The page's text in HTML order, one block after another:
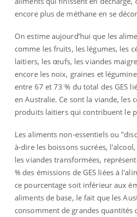
encore plus de méthane en se
On estime aujourd’hui que les
comme les fruits, les légumes, les
laitiers, les œufs, les viandes
encore les noix, graines et
entre 67 et 73 % du total des GES
en Australie. Ce sont la viande, les
produits laitiers qui contribuent le
Les aliments non-essentiels ou
à-dire les boissons sucrées,
les viandes transformées,
% des émissions de GES liées à
ce pourcentage soit inférieur aux
aliments de base, le fait que les
consomment de grandes quantités